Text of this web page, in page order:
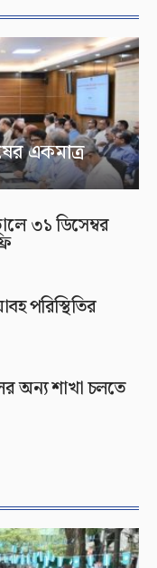
একমাত্র
৩১ ডিসেম্বর
পরিস্থিতির
অন্য শাখা চলতে